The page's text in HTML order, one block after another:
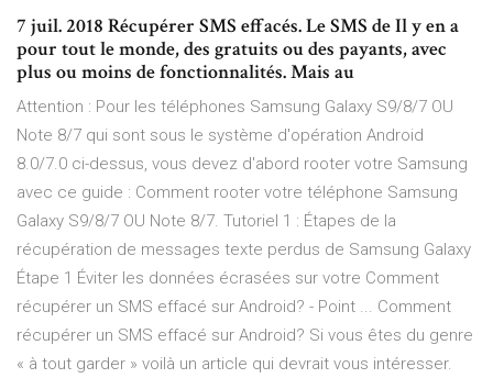
7 juil. 2018 Récupérer SMS effacés. Le SMS de Il y en a
pour tout le monde, des gratuits ou des payants, avec
plus ou moins de fonctionnalités. Mais au
Attention : Pour les téléphones Samsung Galaxy S9/8/7 OU
Note 8/7 qui sont sous le système d'opération Android
8.0/7.0 ci-dessus, vous devez d'abord rooter votre Samsung
avec ce guide : Comment rooter votre téléphone Samsung
Galaxy S9/8/7 OU Note 8/7. Tutoriel 1 : Étapes de la
récupération de messages texte perdus de Samsung Galaxy
Étape 1 Éviter les données écrasées sur votre Comment
récupérer un SMS effacé sur Android? - Point ... Comment
récupérer un SMS effacé sur Android? Si vous êtes du genre
« à tout garder » voilà un article qui devrait vous intéresser.